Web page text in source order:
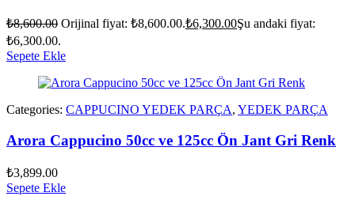
₺8,600.00 Orijinal fiyat: ₺8,600.00.₺6,300.00Şu andaki fiyat:
₺6,300.00.
Sepete Ekle
Categories: CAPPUCINO YEDEK PARÇA, YEDEK PARÇA
Arora Cappucino 50cc ve 125cc Ön Jant Gri Renk
₺3,899.00
Sepete Ekle